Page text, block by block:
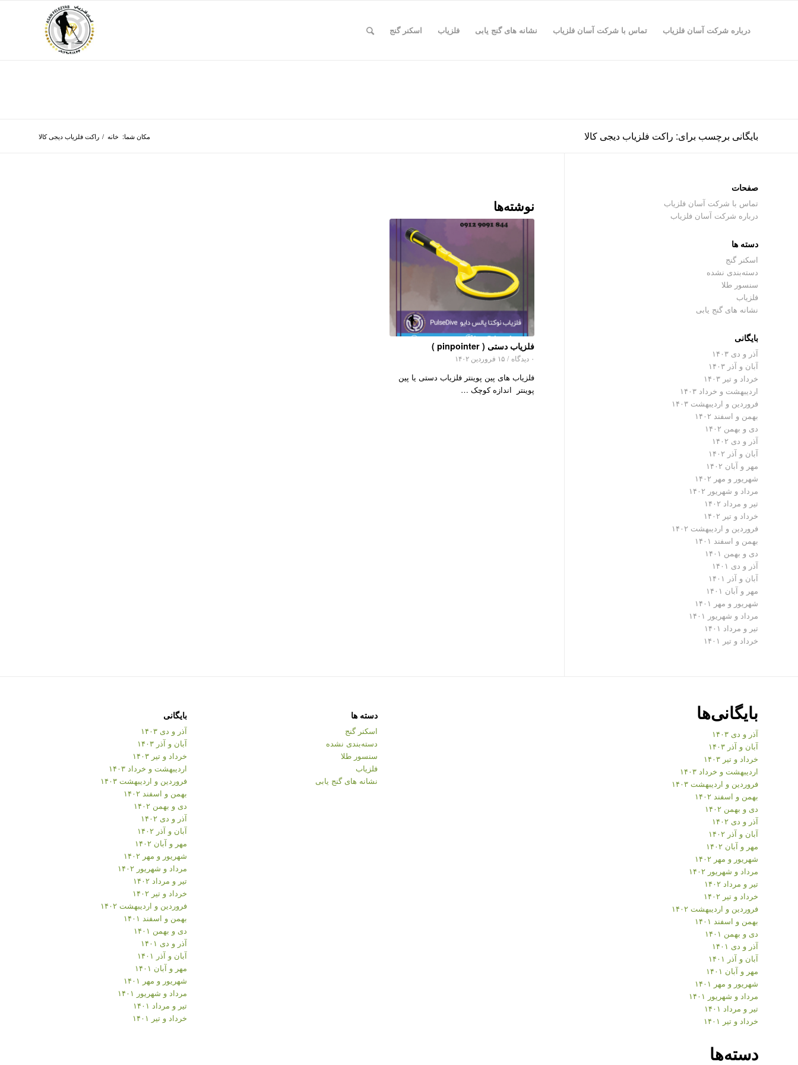
درباره شرکت آسان فلزیاب تماس با شرکت آسان فلزیاب نشانه های گنج یابی فلزیاب اسکنر گنج
بایگانی برچسب برای: راکت فلزیاب دیجی کالا مکان شما: خانه / راکت فلزیاب دیجی کالا
نوشته‌ها
فلزیاب دستی ( pinpointer )
۰ دیدگاه / ۱۵ فروردین ۱۴۰۲
فلزیاب های پین پوینتر فلزیاب دستی یا پین
پوینتر اندازه کوچک …
صفحات
تماس با شرکت آسان فلزیاب
درباره شرکت آسان فلزیاب
دسته ها
اسکنر گنج
دسته‌بندی نشده
سنسور طلا
فلزیاب
نشانه های گنج یابی
بایگانی
آذر و دی ۱۴۰۳
آبان و آذر ۱۴۰۳
خرداد و تیر ۱۴۰۳
اردیبهشت و خرداد ۱۴۰۳
فروردین و اردیبهشت ۱۴۰۳
بهمن و اسفند ۱۴۰۲
دی و بهمن ۱۴۰۲
آذر و دی ۱۴۰۲
آبان و آذر ۱۴۰۲
مهر و آبان ۱۴۰۲
شهریور و مهر ۱۴۰۲
مرداد و شهریور ۱۴۰۲
تیر و مرداد ۱۴۰۲
خرداد و تیر ۱۴۰۲
فروردین و اردیبهشت ۱۴۰۲
بهمن و اسفند ۱۴۰۱
دی و بهمن ۱۴۰۱
آذر و دی ۱۴۰۱
آبان و آذر ۱۴۰۱
مهر و آبان ۱۴۰۱
شهریور و مهر ۱۴۰۱
مرداد و شهریور ۱۴۰۱
تیر و مرداد ۱۴۰۱
خرداد و تیر ۱۴۰۱
بایگانی‌ها
آذر و دی ۱۴۰۳
آبان و آذر ۱۴۰۳
خرداد و تیر ۱۴۰۳
اردیبهشت و خرداد ۱۴۰۳
فروردین و اردیبهشت ۱۴۰۳
بهمن و اسفند ۱۴۰۲
دی و بهمن ۱۴۰۲
آذر و دی ۱۴۰۲
آبان و آذر ۱۴۰۲
مهر و آبان ۱۴۰۲
شهریور و مهر ۱۴۰۲
مرداد و شهریور ۱۴۰۲
تیر و مرداد ۱۴۰۲
خرداد و تیر ۱۴۰۲
فروردین و اردیبهشت ۱۴۰۲
بهمن و اسفند ۱۴۰۱
دی و بهمن ۱۴۰۱
آذر و دی ۱۴۰۱
آبان و آذر ۱۴۰۱
مهر و آبان ۱۴۰۱
شهریور و مهر ۱۴۰۱
مرداد و شهریور ۱۴۰۱
تیر و مرداد ۱۴۰۱
خرداد و تیر ۱۴۰۱
دسته‌ها
دسته ها
اسکنر گنج
دسته‌بندی نشده
سنسور طلا
فلزیاب
نشانه های گنج یابی
بایگانی
آذر و دی ۱۴۰۳
آبان و آذر ۱۴۰۳
خرداد و تیر ۱۴۰۳
اردیبهشت و خرداد ۱۴۰۳
فروردین و اردیبهشت ۱۴۰۳
بهمن و اسفند ۱۴۰۲
دی و بهمن ۱۴۰۲
آذر و دی ۱۴۰۲
آبان و آذر ۱۴۰۲
مهر و آبان ۱۴۰۲
شهریور و مهر ۱۴۰۲
مرداد و شهریور ۱۴۰۲
تیر و مرداد ۱۴۰۲
خرداد و تیر ۱۴۰۲
فروردین و اردیبهشت ۱۴۰۲
بهمن و اسفند ۱۴۰۱
دی و بهمن ۱۴۰۱
آذر و دی ۱۴۰۱
آبان و آذر ۱۴۰۱
مهر و آبان ۱۴۰۱
شهریور و مهر ۱۴۰۱
مرداد و شهریور ۱۴۰۱
تیر و مرداد ۱۴۰۱
خرداد و تیر ۱۴۰۱